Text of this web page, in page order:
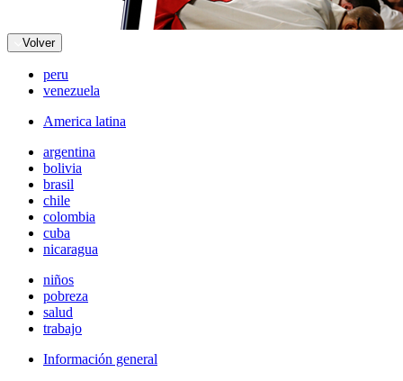
Volver
peru
venezuela
America latina
argentina
bolivia
brasil
chile
colombia
cuba
nicaragua
niños
pobreza
salud
trabajo
Información general